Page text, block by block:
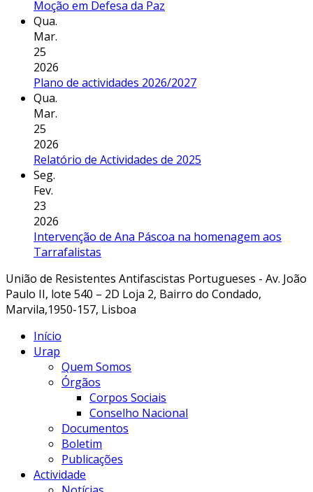
Moção em Defesa da Paz
Qua.
Mar.
25
2026
Plano de actividades 2026/2027
Qua.
Mar.
25
2026
Relatório de Actividades de 2025
Seg.
Fev.
23
2026
Intervenção de Ana Páscoa na homenagem aos
Tarrafalistas
União de Resistentes Antifascistas Portugueses - Av. João
Paulo II, lote 540 – 2D Loja 2, Bairro do Condado,
Marvila,1950-157, Lisboa
Início
Urap
Quem Somos
Órgãos
Corpos Sociais
Conselho Nacional
Documentos
Boletim
Publicações
Actividade